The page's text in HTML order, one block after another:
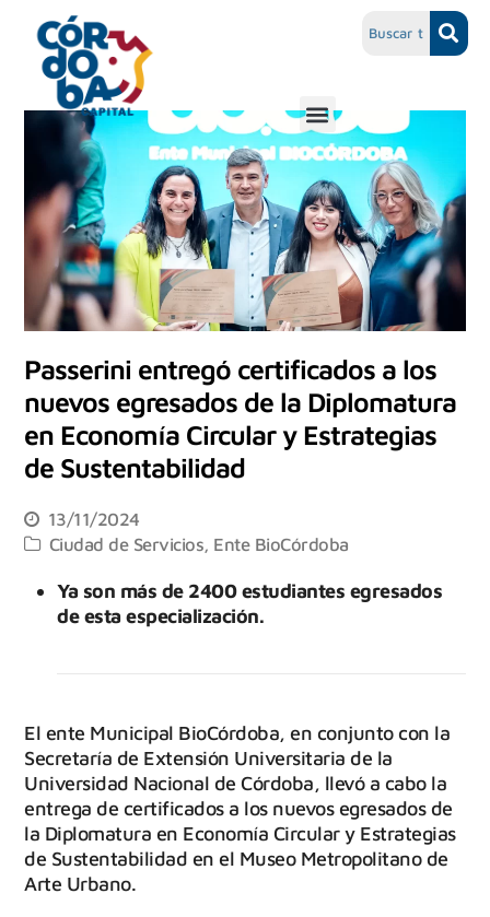
Passerini entregó certificados a los
nuevos egresados de la Diplomatura
en Economía Circular y Estrategias
de Sustentabilidad
13/11/2024
Ciudad de Servicios Ente BioCórdoba
Ya son más de 2400 estudiantes egresados
de esta especialización.
El ente Municipal BioCórdoba, en conjunto con la
Secretaría de Extensión Universitaria de la
Universidad Nacional de Córdoba, llevó a cabo la
entrega de certificados a los nuevos egresados de
la Diplomatura en Economía Circular y Estrategias
de Sustentabilidad en el Museo Metropolitano de
Arte Urbano.